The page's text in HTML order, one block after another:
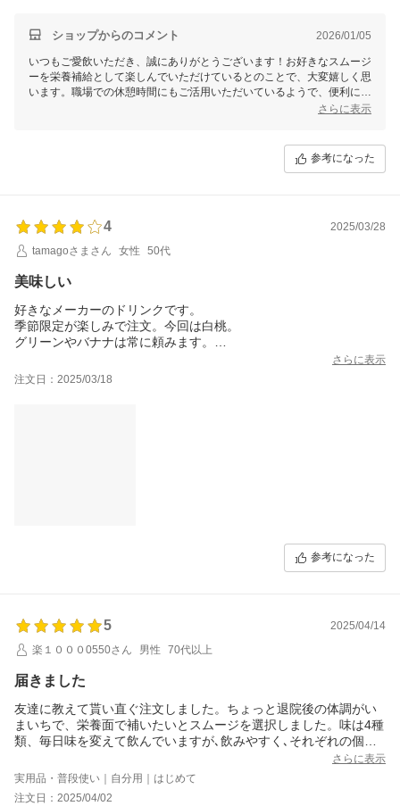
ショップからのコメント 2026/01/05
いつもご愛飲いただき、誠にありがとうございます！お好きなスムージ
ーを栄養補給として楽しんでいただけているとのことで、大変嬉しく思
います。職場での休憩時間にもご活用いただいているようで、便利にお
では、お客様にお楽しみいただけるよう、最新の商品も積極的に取り入
れてまいりたいと考えております。今後も選べる幅が広がるよう努めて
お願い申し上げます！
さらに表示
参考になった
4
2025/03/28
tamagoさまさん
女性 50代
美味しい
好きなメーカーのドリンクです。
季節限定が楽しみで注文。今回は白桃。
グリーンやバナナは常に頼みます。
さらに表示
注文日：2025/03/18
参考になった
5
2025/04/14
楽１０００0550さん
男性 70代以上
届きました
友達に教えて貰い直ぐ注文しました。ちょっと退院後の体調がい
まいちで、栄養面で補いたいとスムージを選択しました。味は4種
類、毎日味を変えて飲んでいますが､飲みやすく､それぞれの個性
があり､楽しみが増えました。まだまだ色々な味を楽しみたいと思
います。
さらに表示
実用品・普段使い｜自分用｜はじめて
注文日：2025/04/02